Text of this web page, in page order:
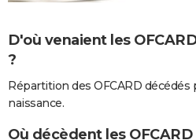
D'où venaient les
?
Répartition des OFCARD
naissance.
Où décèdent les OFCARD